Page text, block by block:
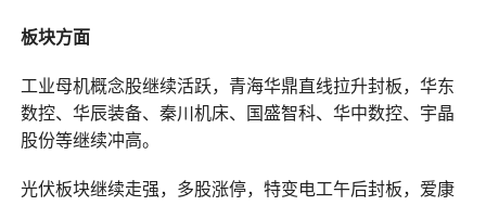
板块方面
工业母机概念股继续活跃，青海华鼎直线拉升封板，华东
数控、华辰装备、秦川机床、国盛智科、华中数控、宇晶
股份等继续冲高。
光伏板块继续走强，多股涨停，特变电工午后封板，爱康